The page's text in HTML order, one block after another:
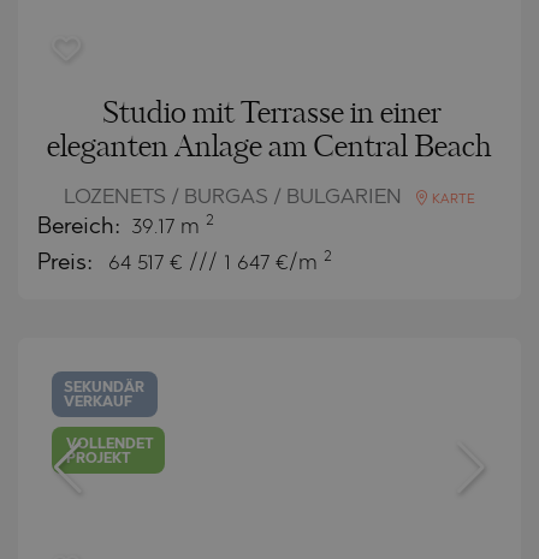
Studio mit Terrasse in einer
eleganten Anlage am Central Beach
LOZENETS / BURGAS / BULGARIEN KARTE
Bereich: 39.17 m 2
Preis: 64 517 € /// 1 647 €/m 2
SEKUNDÄR
VERKAUF
VOLLENDET
PROJEKT